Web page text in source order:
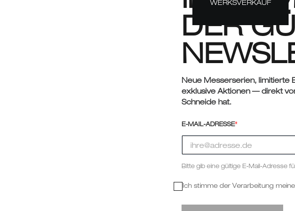
WERKSVERKAUF
DER
Neue Messerserien, limitierte
exklusive Aktionen — direkt
Schneide hat.
E-MAIL-ADRESSE
Bitte gib eine gültige E-Mail-Adresse
Ich stimme der Verarbeitung